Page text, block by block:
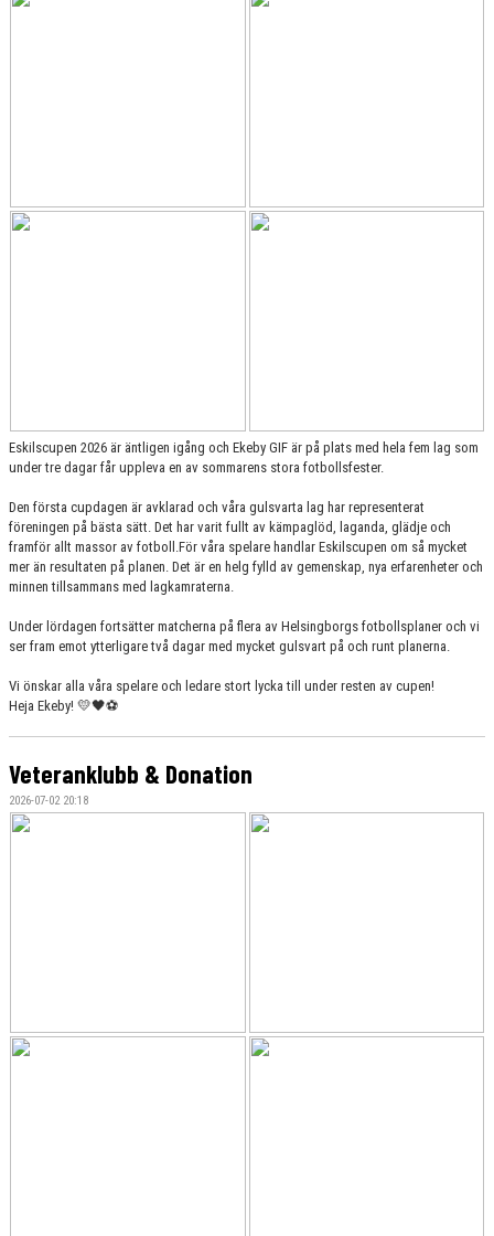
Eskilscupen 2026 är äntligen igång och Ekeby GIF är på plats med hela fem lag som
under tre dagar får uppleva en av sommarens stora fotbollsfester.
Den första cupdagen är avklarad och våra gulsvarta lag har representerat
föreningen på bästa sätt. Det har varit fullt av kämpaglöd, laganda, glädje och
framför allt massor av fotboll.För våra spelare handlar Eskilscupen om så mycket
mer än resultaten på planen. Det är en helg fylld av gemenskap, nya erfarenheter och
minnen tillsammans med lagkamraterna.
Under lördagen fortsätter matcherna på flera av Helsingborgs fotbollsplaner och vi
ser fram emot ytterligare två dagar med mycket gulsvart på och runt planerna.
Vi önskar alla våra spelare och ledare stort lycka till under resten av cupen!
Heja Ekeby! 💛🖤⚽️
Veteranklubb & Donation
2026-07-02 20:18